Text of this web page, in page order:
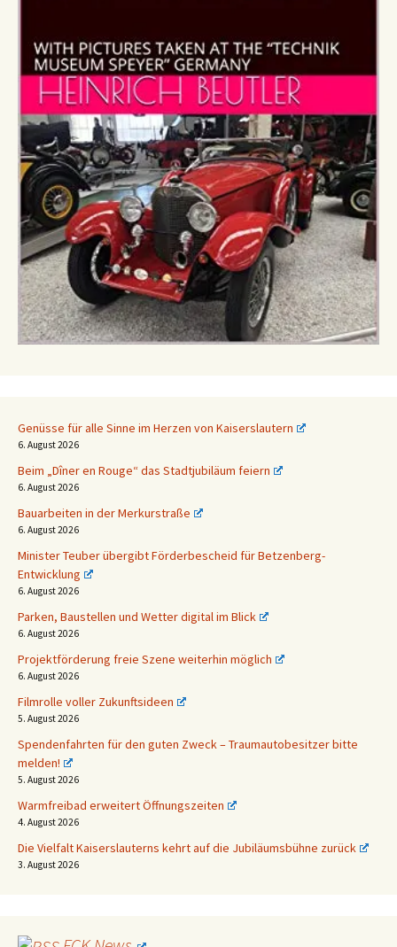
Genüsse für alle Sinne im Herzen von Kaiserslautern
6. August 2026
Beim „Dîner en Rouge“ das Stadtjubiläum feiern
6. August 2026
Bauarbeiten in der Merkurstraße
6. August 2026
Minister Teuber übergibt Förderbescheid für Betzenberg-
Entwicklung
6. August 2026
Parken, Baustellen und Wetter digital im Blick
6. August 2026
Projektförderung freie Szene weiterhin möglich
6. August 2026
Filmrolle voller Zukunftsideen
5. August 2026
Spendenfahrten für den guten Zweck – Traumautobesitzer bitte
melden!
5. August 2026
Warmfreibad erweitert Öffnungszeiten
4. August 2026
Die Vielfalt Kaiserslauterns kehrt auf die Jubiläumsbühne zurück
3. August 2026